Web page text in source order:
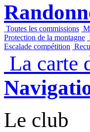
Toutes les commissions
Protection de la montagne
Escalade compétition
La carte
Le club